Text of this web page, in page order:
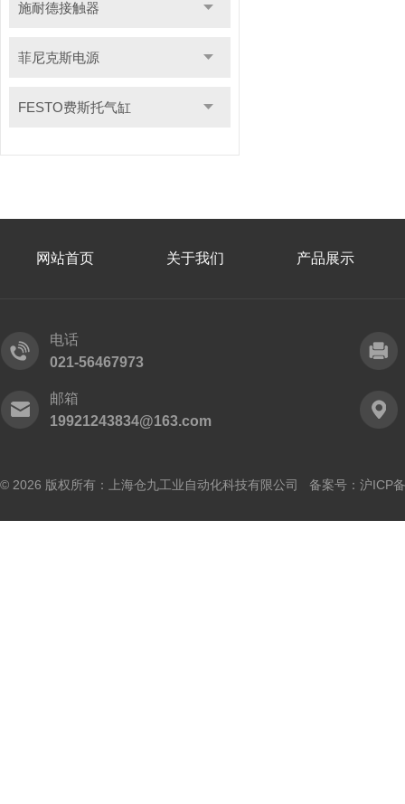
施耐德接触器
菲尼克斯电源
FESTO费斯托气缸
网站首页 关于我们 产品展示
电话
021-56467973
邮箱
19921243834@163.com
© 2026 版权所有：上海仓九工业自动化科技有限公司 备案号： 沪ICP